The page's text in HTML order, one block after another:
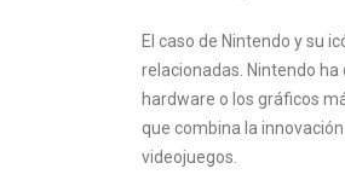
El caso de Nintendo y su
relacionadas. Nintendo
hardware o los gráficos
que combina la
videojuegos.